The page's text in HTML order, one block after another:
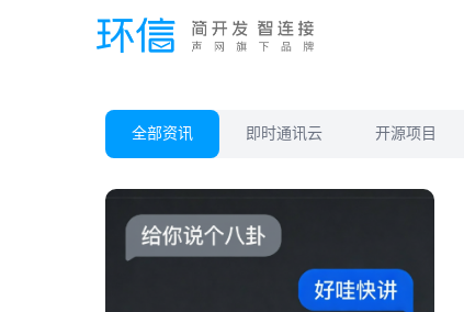
全部资讯 即时通讯云 开源项目